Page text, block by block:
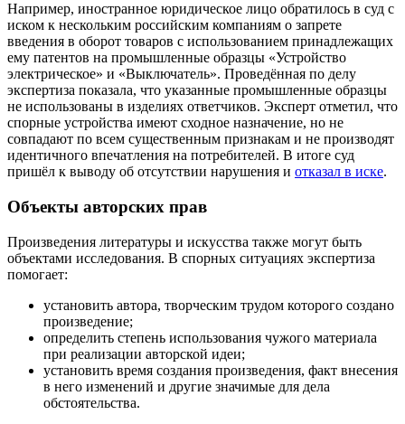
Например, иностранное юридическое лицо обратилось в суд с
иском к нескольким российским компаниям о запрете
введения в оборот товаров с использованием принадлежащих
ему патентов на промышленные образцы «Устройство
электрическое» и «Выключатель». Проведённая по делу
экспертиза показала, что указанные промышленные образцы
не использованы в изделиях ответчиков. Эксперт отметил, что
спорные устройства имеют сходное назначение, но не
совпадают по всем существенным признакам и не производят
идентичного впечатления на потребителей. В итоге суд
пришёл к выводу об отсутствии нарушения и отказал в иске.
Объекты авторских прав
Произведения литературы и искусства также могут быть
объектами исследования. В спорных ситуациях экспертиза
помогает:
установить автора, творческим трудом которого создано
произведение;
определить степень использования чужого материала
при реализации авторской идеи;
установить время создания произведения, факт внесения
в него изменений и другие значимые для дела
обстоятельства.